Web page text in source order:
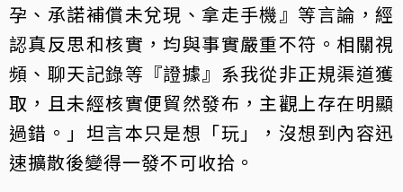
孕、承諾補償未兌現、拿走手機』等言論，經
認真反思和核實，均與事實嚴重不符。相關視
頻、聊天記錄等『證據』系我從非正規渠道獲
取，且未經核實便貿然發布，主觀上存在明顯
過錯。」坦言本只是想「玩」，沒想到內容迅
速擴散後變得一發不可收拾。